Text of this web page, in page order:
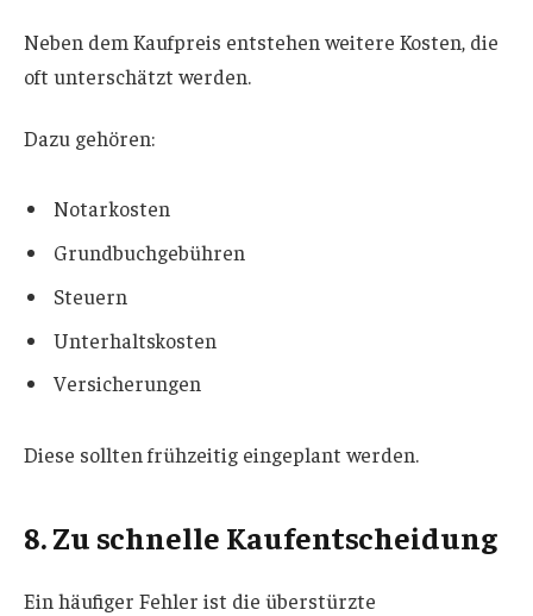
Neben dem Kaufpreis entstehen weitere Kosten, die
oft unterschätzt werden.
Dazu gehören:
Notarkosten
Grundbuchgebühren
Steuern
Unterhaltskosten
Versicherungen
Diese sollten frühzeitig eingeplant werden.
8. Zu schnelle Kaufentscheidung
Ein häufiger Fehler ist die überstürzte